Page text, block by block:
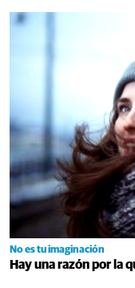
No es tu imaginación
Hay una razón por la